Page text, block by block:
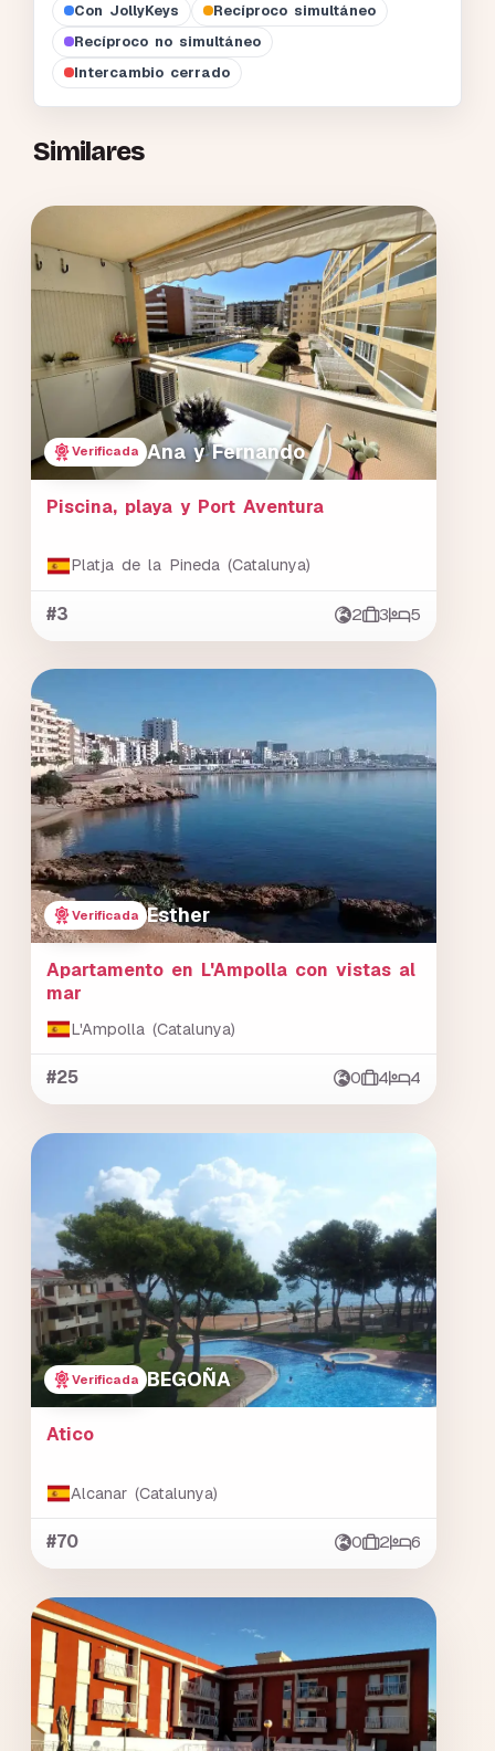
Con JollyKeys
Recíproco simultáneo
Recíproco no simultáneo
Intercambio cerrado
Similares
Verificada Ana y Fernando
Piscina, playa y Port Aventura
Platja de la Pineda (Catalunya)
#3 2 3 5
Verificada Esther
Apartamento en L'Ampolla con vistas al
mar
L'Ampolla (Catalunya)
#25 0 4 4
Verificada BEGOÑA
Atico
Alcanar (Catalunya)
#70 0 2 6